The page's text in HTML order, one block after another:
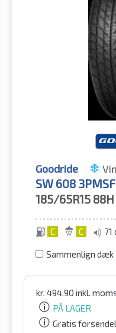
Goodride
SW 608 3PMSF
185/65R15 88H
C C 71
Sammenlign dæk
kr. 494.90 inkl.
PÅ LAGER
Gratis